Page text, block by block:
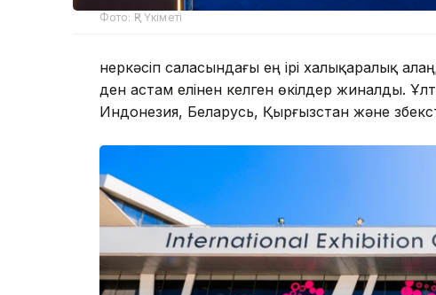
Фото: ҚР Үкіметі
Өнеркәсіп саласындағы ең ірі халықаралық
ден астам елінен келген өкілдер жиналды.
Индонезия, Беларусь, Қырғызстан және